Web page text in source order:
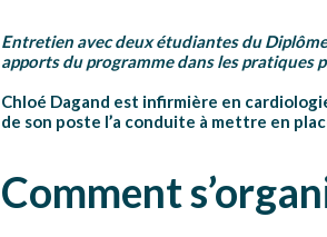
Entretien avec deux étudiantes du
apports du programme dans les pratiques
Chloé Dagand est infirmière en
de son poste l’a conduite à mettre en
Comment